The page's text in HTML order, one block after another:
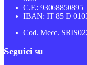
C.F.: 93068850895
IBAN: IT 85 D
Cod. Mecc.
Seguici su